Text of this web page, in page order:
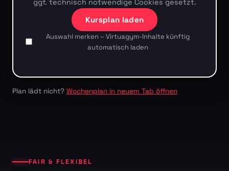
ggf. technisch notwendige Cookies gesetzt.
Kursplan laden
Auswahl merken – Virtuagym-Inhalte künftig
automatisch laden
Plan lädt nicht? Wochenplan in neuem Tab öffnen
FAIR & FLEXIBEL